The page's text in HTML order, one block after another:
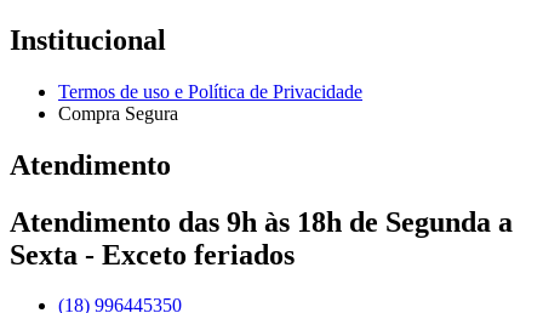
Institucional
Termos de uso e Política de Privacidade
Compra Segura
Atendimento
Atendimento das 9h às 18h de Segunda a
Sexta - Exceto feriados
(18) 996445350